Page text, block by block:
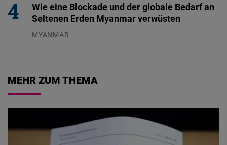
Wie eine Blockade und der globale Bedarf an
Seltenen Erden Myanmar verwüsten
MYANMAR
MEHR ZUM THEMA